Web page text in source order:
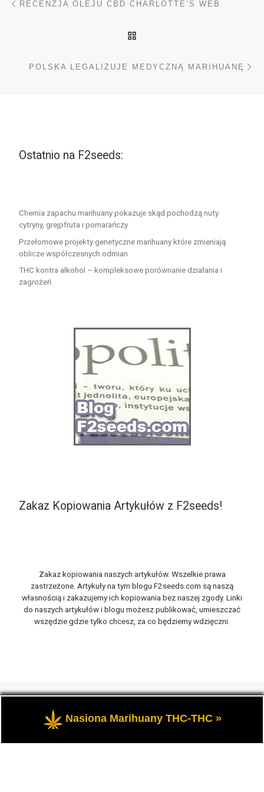
RECENZJA OLEJU CBD CHARLOTTE’S WEB
POLSKA LEGALIZUJE MEDYCZNĄ MARIHUANĘ
Ostatnio na F2seeds:
Chemia zapachu marihuany pokazuje skąd pochodzą nuty
cytryny, grejpfruta i pomarańczy
Przełomowe projekty genetyczne marihuany które zmieniają
oblicze współczesnych odmian
THC kontra alkohol – kompleksowe porównanie działania i
zagrożeń
Zakaz Kopiowania Artykułów z F2seeds!
Zakaz kopiowania naszych artykułów. Wszelkie prawa
zastrzeżone. Artykuły na tym blogu F2seeds.com są naszą
własnością i zakazujemy ich kopiowania bez naszej zgody. Linki
do naszych artykułów i blogu możesz publikować, umieszczać
wszędzie gdzie tylko chcesz, za co będziemy wdzięczni.
Opowiemy Ci na naszym blogu F2seeds o marihuanie i
konopiach, zwanych roślinami cannabis THC oraz CBD.
Nasiona Marihuany THC-THC »